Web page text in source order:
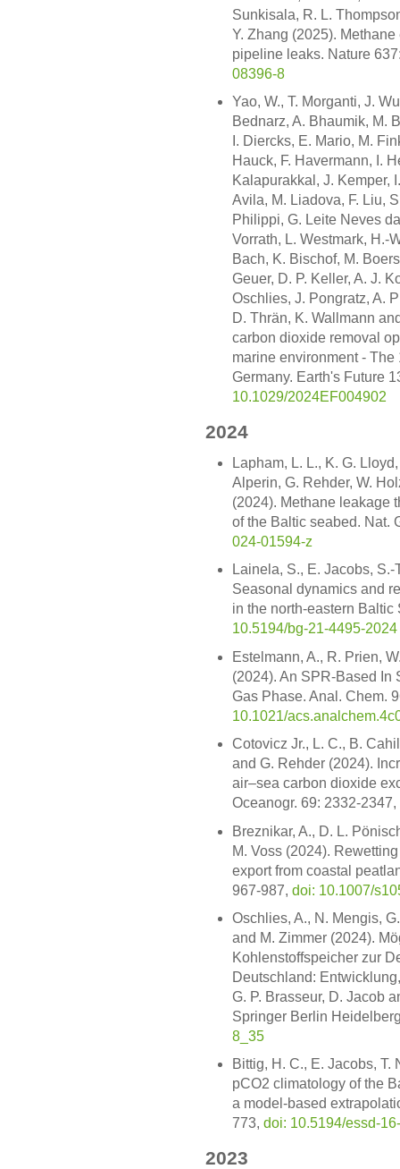
Sunkisala, R. L.
Y. Zhang (2025).
pipeline leaks. Nature
08396-8
Yao, W., T. Morganti, J.
Bednarz, A. Bhaumik, M.
I. Diercks, E. Mario, M.
Hauck, F. Havermann, I.
Kalapurakkal, J. Kemper,
Avila, M. Liadova, F. Liu,
Philippi, G. Leite Neves
Vorrath, L. Westmark, H.-
Bach, K. Bischof, M.
Geuer, D. P. Keller, A. J.
Oschlies, J. Pongratz, A.
D. Thrän, K. Wallmann
carbon dioxide removal
marine environment -
Germany. Earth's Future
10.1029/2024EF004902
2024
Lapham, L. L., K. G.
Alperin, G. Rehder, W.
(2024). Methane leakage
of the Baltic seabed. Nat.
024-01594-z
Lainela, S., E. Jacobs,
Seasonal dynamics and
in the north-eastern
10.5194/bg-21-4495-2024
Estelmann, A., R. Prien,
(2024). An SPR-Based In
Gas Phase. Anal. Chem.
10.1021/
Cotovicz Jr., L. C., B.
and G. Rehder (2024).
air–sea carbon dioxide
Oceanogr. 69: 2332-2347,
Breznikar, A., D. L.
M. Voss (2024).
export from coastal
967-987, doi: 10.1007/
Oschlies, A., N. Mengis,
and M. Zimmer (2024).
Kohlenstoffspeicher zur
Deutschland:
G. P. Brasseur, D. Jacob
Springer Berlin
8_35
Bittig, H. C., E. Jacobs, T.
pCO2 climatology of the
a model-based
773, doi: 10.5194/essd-
2023